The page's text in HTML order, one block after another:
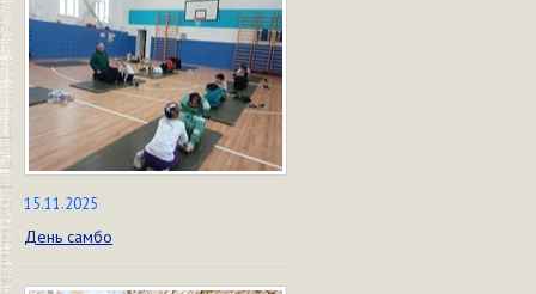
15.11.2025
День самбо